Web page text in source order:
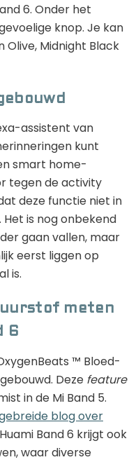
6. Onder het
knop. Je kan
Midnight Black
assistent van
kunt
smart home-
tegen de activity
deze functie niet in
is nog onbekend
gaan vallen, maar
eerst liggen op
is.
meten
6
™ Bloed-
Deze feature
in de Mi Band 5.
blog over
Band 6 krijgt ook
waar diverse